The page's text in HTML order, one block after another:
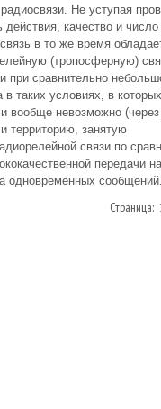
Не уступая
действия, качество и число
в то же время
(тропосферную)
при сравнительно
в таких условиях, в которых
вообще невозможно (через
территорию, занятую
связи по
передачи на
одновременных